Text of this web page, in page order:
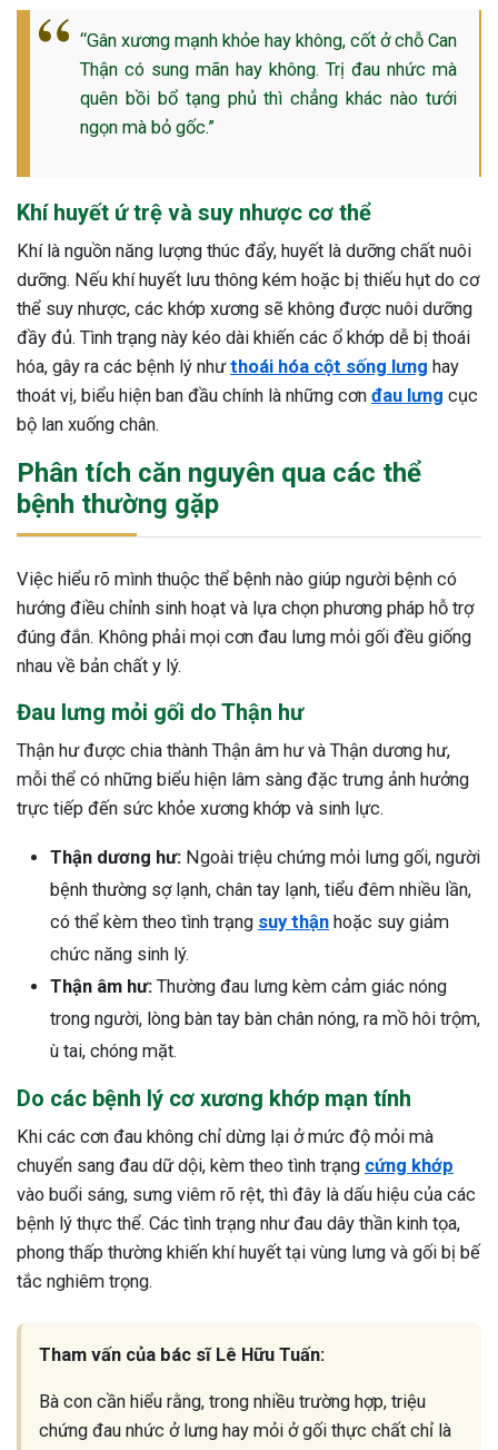
“Gân xương mạnh khỏe hay không, cốt ở chỗ Can
Thận có sung mãn hay không. Trị đau nhức mà
quên bồi bổ tạng phủ thì chẳng khác nào tưới
ngọn mà bỏ gốc.”
Khí huyết ứ trệ và suy nhược cơ thể
Khí là nguồn năng lượng thúc đẩy, huyết là dưỡng chất nuôi
dưỡng. Nếu khí huyết lưu thông kém hoặc bị thiếu hụt do cơ
thể suy nhược, các khớp xương sẽ không được nuôi dưỡng
đầy đủ. Tình trạng này kéo dài khiến các ổ khớp dễ bị thoái
hóa, gây ra các bệnh lý nhưthoái hóa cột sống lưng hay
thoát vị, biểu hiện ban đầu chính là những cơn đau lưng cục
bộ lan xuống chân.
Phân tích căn nguyên qua các thể
bệnh thường gặp
Việc hiểu rõ mình thuộc thể bệnh nào giúp người bệnh có
hướng điều chỉnh sinh hoạt và lựa chọn phương pháp hỗ trợ
đúng đắn. Không phải mọi cơn đau lưng mỏi gối đều giống
nhau về bản chất y lý.
Đau lưng mỏi gối do Thận hư
Thận hư được chia thành Thận âm hư và Thận dương hư,
mỗi thể có những biểu hiện lâm sàng đặc trưng ảnh hưởng
trực tiếp đến sức khỏe xương khớp và sinh lực.
Thận dương hư: Ngoài triệu chứng mỏi lưng gối, người
bệnh thường sợ lạnh, chân tay lạnh, tiểu đêm nhiều lần,
có thể kèm theo tình trạng suy thận hoặc suy giảm
chức năng sinh lý.
Thận âm hư: Thường đau lưng kèm cảm giác nóng
trong người, lòng bàn tay bàn chân nóng, ra mồ hôi trộm,
ù tai, chóng mặt.
Do các bệnh lý cơ xương khớp mạn tính
Khi các cơn đau không chỉ dừng lại ở mức độ mỏi mà
chuyển sang đau dữ dội, kèm theo tình trạng cứng khớp
vào buổi sáng, sưng viêm rõ rệt, thì đây là dấu hiệu của các
bệnh lý thực thể. Các tình trạng như đau dây thần kinh tọa,
phong thấp thường khiến khí huyết tại vùng lưng và gối bị bế
tắc nghiêm trọng.
Tham vấn của bác sĩ Lê Hữu Tuấn:
Bà con cần hiểu rằng, trong nhiều trường hợp, triệu
chứng đau nhức ở lưng hay mỏi ở gối thực chất chỉ là